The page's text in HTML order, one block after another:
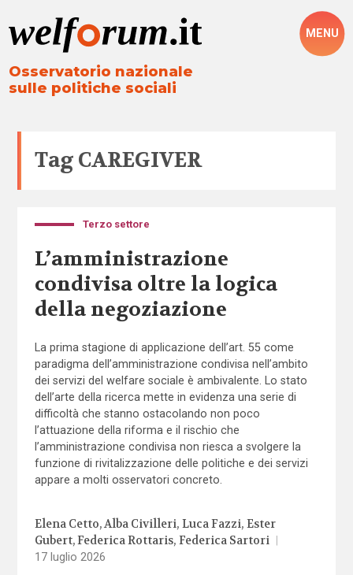
Osservatorio nazionale
sulle politiche sociali
MENU
Tag CAREGIVER
Terzo settore
L’amministrazione
condivisa oltre la logica
della negoziazione
La prima stagione di applicazione dell’art. 55 come
paradigma dell’amministrazione condivisa nell’ambito
dei servizi del welfare sociale è ambivalente. Lo stato
dell’arte della ricerca mette in evidenza una serie di
difficoltà che stanno ostacolando non poco
l’attuazione della riforma e il rischio che
l’amministrazione condivisa non riesca a svolgere la
funzione di rivitalizzazione delle politiche e dei servizi
appare a molti osservatori concreto.
Elena Cetto Alba Civilleri Luca Fazzi Ester
Gubert Federica Rottaris Federica Sartori
17 luglio 2026